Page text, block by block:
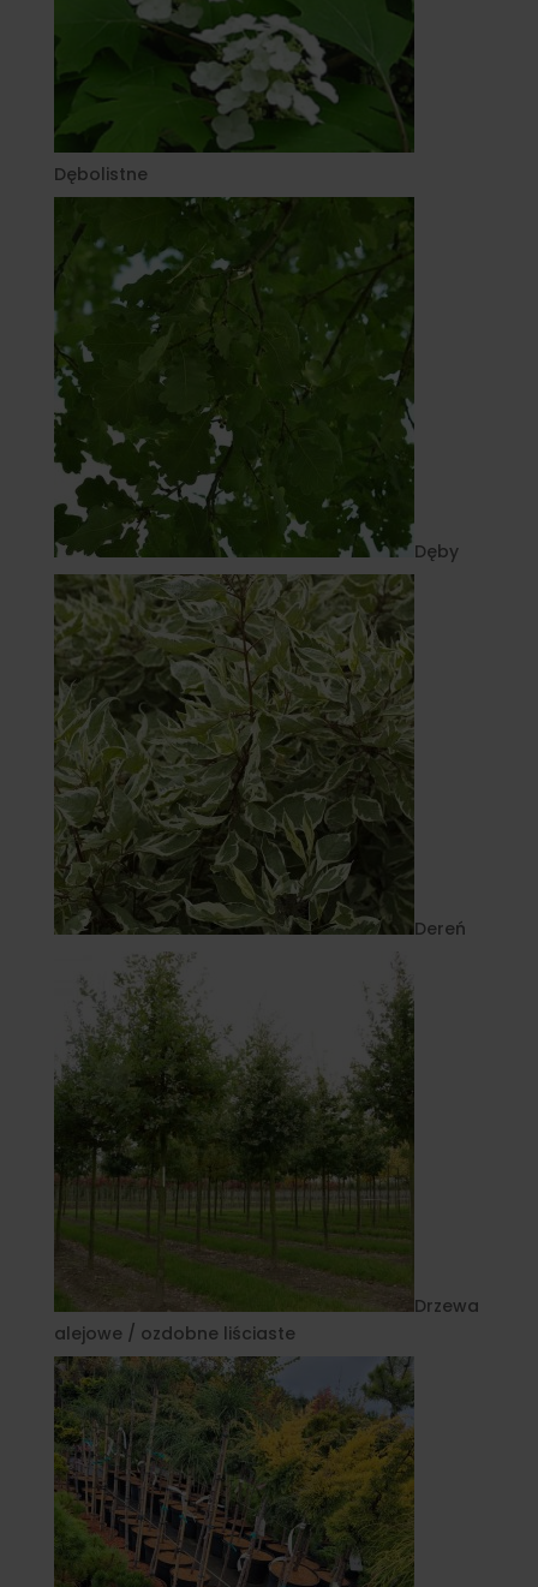
Dębolistne
Dęby
Dereń
Drzewa
alejowe / ozdobne liściaste